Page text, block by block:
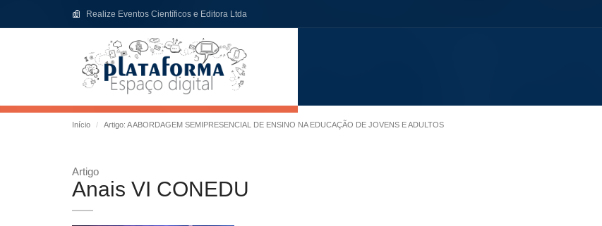
Realize Eventos Científicos e Editora Ltda
Início Artigo: A ABORDAGEM SEMIPRESENCIAL DE ENSINO NA EDUCAÇÃO DE JOVENS E ADULTOS
Artigo
Anais VI CONEDU